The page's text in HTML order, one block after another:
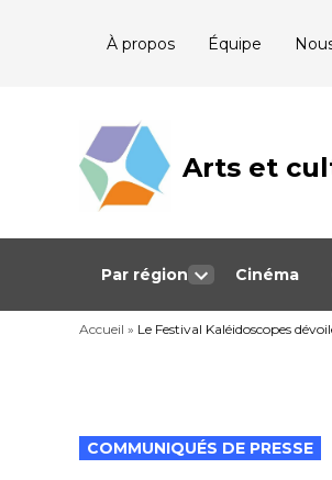
À propos Équipe
Arts et
Journalisme
Québec
Par région
dropdown
menu
Cinéma
Accueil » Le Festival Kaléidoscopes
POSTED
IN
COMMUNIQUÉS DE PRESSE